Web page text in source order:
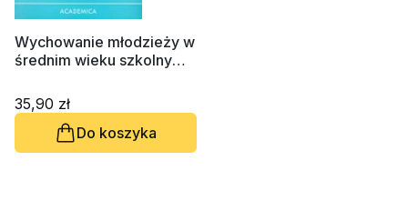
Wychowanie młodzieży w
średnim wieku szkolnym,
35,90 zł
Do koszyka